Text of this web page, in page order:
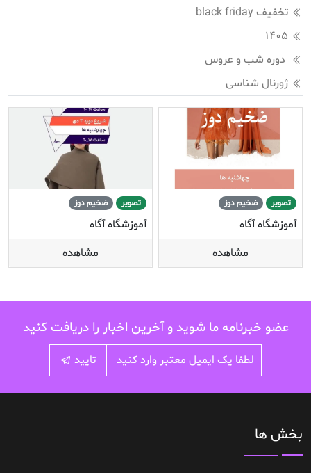
تخفیف black friday
1405
دوره شب و عروس
ژورنال شناسی
تصویر ضخیم دوز
آموزشگاه آگاه
مشاهده
تصویر ضخیم دوز
آموزشگاه آگاه
مشاهده
عضو خبرنامه ما شوید و آخرین اخبار را دریافت کنید
تایید
بخش ها